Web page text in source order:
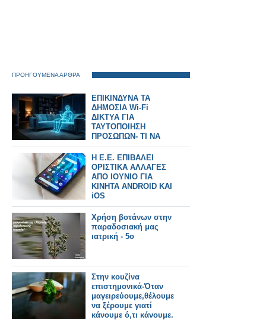
ΠΡΟΗΓΟΥΜΕΝΑ ΑΡΘΡΑ
ΕΠΙΚΙΝΔΥΝΑ ΤΑ
ΔΗΜΟΣΙΑ Wi‑Fi
ΔΙΚΤΥΑ ΓΙΑ
ΤΑΥΤΟΠOΙΗΣΗ
ΠΡΟΣΩΠΩΝ- ΤΙ ΝΑ
ΞΕΡΕΤΕ
Η Ε.Ε. ΕΠΙΒΑΛΕΙ
ΟΡΙΣΤΙΚΑ ΑΛΛΑΓΕΣ
ΑΠΟ ΙΟΥΝΙΟ ΓΙΑ
ΚΙΝΗΤΑ ANDROID KAI
iOS
Χρήση βοτάνων στην
παραδοσιακή μας
ιατρική - 5ο
Στην κουζίνα
επιστημονικά-Όταν
μαγειρεύουμε,θέλουμε
να ξέρουμε γιατί
κάνουμε ό,τι κάνουμε.